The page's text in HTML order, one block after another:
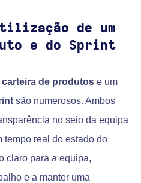
de um
e do Sprint
carteira de produtos e um
são numerosos. Ambos
no seio da equipa
tempo real do estado do
claro para a equipa,
e a manter uma